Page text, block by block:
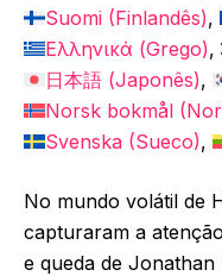
Suomi (Finlandês)
Ελληνικά (Grego)
日本語 (Japonês)
Norsk bokmål (
Svenska (Sueco)
No mundo volátil de
capturaram a
e queda de